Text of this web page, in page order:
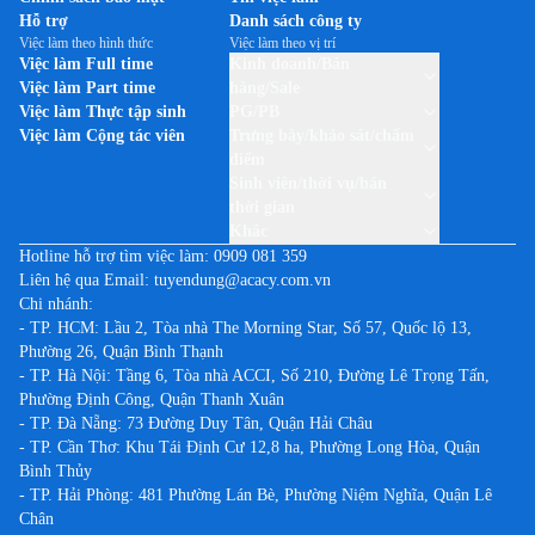
Việc làm tại Hòa Bình
Việc làm tại Hưng Yên
Việc làm tại Khánh Hòa
Việc làm tại Kiên Giang
Việc làm tại Kon Tum
Việc làm tại Lào Cai
Việc làm tại Lâm Đồng
Việc làm tại Long An
Việc làm tại Nam Định
Việc làm tại Nghệ An
Việc làm tại Ninh Bình
Việc làm tại Ninh Thuận
Việc làm tại Phú Thọ
Việc làm tại Phú Yên
Việc làm theo thương hiệu TP-LINK
Việc làm theo thương hiệu UNILEVER VIỆT NAM
Hỗ trợ
Danh sách công ty
Việc làm theo hình thức
Việc làm Full time
Việc làm Part time
Việc làm Thực tập sinh
Việc làm Cộng tác viên
Việc làm theo vị trí
Hotline hỗ trợ tìm việc làm: 0909 081 359
Liên hệ qua Email: tuyendung@acacy.com.vn
Chi nhánh:
- TP. HCM: Lầu 2, Tòa nhà The Morning Star, Số 57, Quốc lộ 13,
Phường 26, Quận Bình Thạnh
- TP. Hà Nội: Tầng 6, Tòa nhà ACCI, Số 210, Đường Lê Trọng Tấn,
Phường Định Công, Quận Thanh Xuân
- TP. Đà Nẵng: 73 Đường Duy Tân, Quận Hải Châu
- TP. Cần Thơ: Khu Tái Định Cư 12,8 ha, Phường Long Hòa, Quận
Bình Thủy
- TP. Hải Phòng: 481 Phường Lán Bè, Phường Niệm Nghĩa, Quận Lê
Chân